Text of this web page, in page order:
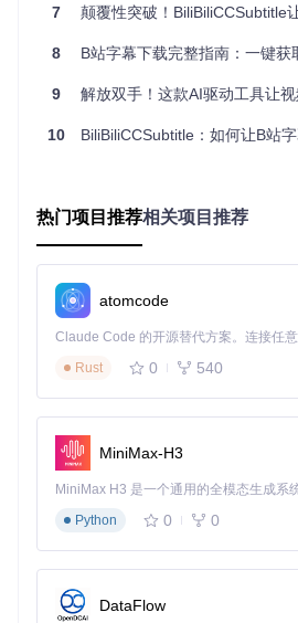
o/av123456?p=2。
批量下载多个分P字幕时，使用
如ccdown -d 视频链接 -s 1 -e 5
字幕。
3. 一键完成格式转换
-c 参数可在下载时自动完成格式转
转换后的SRT格式字幕兼容VLC、
你随时随地享受带字幕的视频内容。
📊 对比分析：为什么选择
性
7 颠覆性突破！BiliBiliCCSubtitle让字幕提取效率
8 B站字幕下载完整指南：一键获
9 解放双手！这款AI驱动工具让视频
10 BiliBiliCCSubtitle：如何让B站字
热门项目推荐相关项目推荐
atomcode
Rust
0 540
MiniMax-H3
Python
0 0
DataFlow